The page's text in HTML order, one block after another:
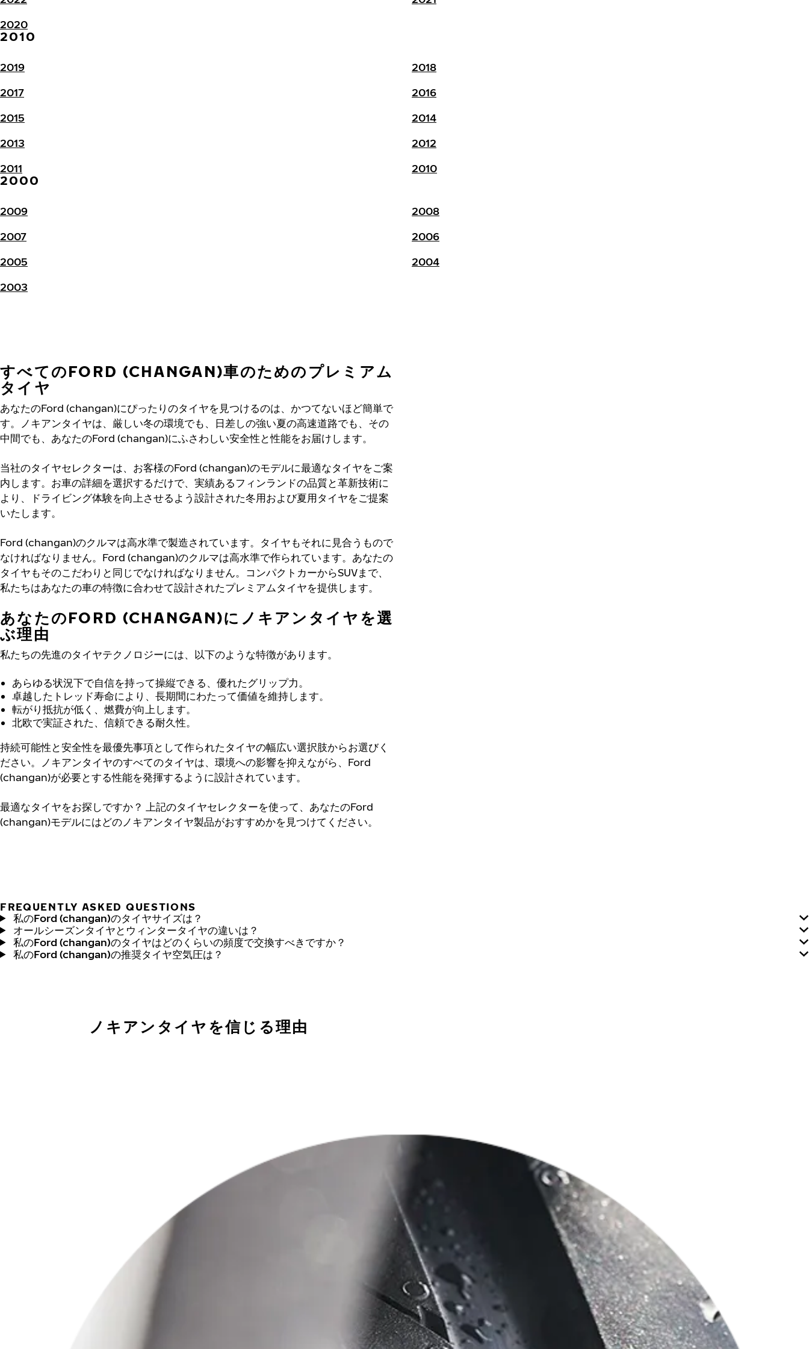
2020
2010
2019
2018
2017
2016
2015
2014
2013
2012
2011
2010
2000
2009
2008
2007
2006
2005
2004
2003
すべてのFORD (CHANGAN)車のためのプレミアム
タイヤ
あなたのFord (changan)にぴったりのタイヤを見つけるのは、かつてないほど簡単で
す。ノキアンタイヤは、厳しい冬の環境でも、日差しの強い夏の高速道路でも、その
中間でも、あなたのFord (changan)にふさわしい安全性と性能をお届けします。
当社のタイヤセレクターは、お客様のFord (changan)のモデルに最適なタイヤをご案
内します。お車の詳細を選択するだけで、実績あるフィンランドの品質と革新技術に
より、ドライビング体験を向上させるよう設計された冬用および夏用タイヤをご提案
いたします。
Ford (changan)のクルマは高水準で製造されています。タイヤもそれに見合うもので
なければなりません。Ford (changan)のクルマは高水準で作られています。あなたの
タイヤもそのこだわりと同じでなければなりません。コンパクトカーからSUVまで、
私たちはあなたの車の特徴に合わせて設計されたプレミアムタイヤを提供します。
あなたのFORD (CHANGAN)にノキアンタイヤを選
ぶ理由
私たちの先進のタイヤテクノロジーには、以下のような特徴があります。
あらゆる状況下で自信を持って操縦できる、優れたグリップ力。
卓越したトレッド寿命により、長期間にわたって価値を維持します。
転がり抵抗が低く、燃費が向上します。
北欧で実証された、信頼できる耐久性。
持続可能性と安全性を最優先事項として作られたタイヤの幅広い選択肢からお選びく
ださい。ノキアンタイヤのすべてのタイヤは、環境への影響を抑えながら、Ford
(changan)が必要とする性能を発揮するように設計されています。
最適なタイヤをお探しですか？
上記のタイヤセレクターを使って、あなたのFord
(changan)モデルにはどのノキアンタイヤ製品がおすすめかを見つけてください。
FREQUENTLY ASKED QUESTIONS
私のFord (changan)のタイヤサイズは？
オールシーズンタイヤとウィンタータイヤの違いは？
私のFord (changan)のタイヤはどのくらいの頻度で交換すべきですか？
私のFord (changan)の推奨タイヤ空気圧は？
ノキアンタイヤを信じる理由